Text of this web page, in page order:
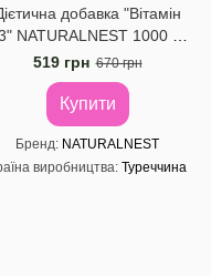
добавка "Вітамін
NATURALNEST 1000 UI
у спреї, 10 мл
519 грн 670 грн
Купити
Бренд NATURALNEST
виробництва Туреччина